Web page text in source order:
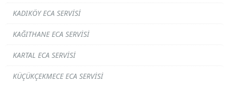
KADIKÖY ECA SERVISI
KAĞITHANE ECA SERVISI
KARTAL ECA SERVISI
KÜÇÜKÇEKMECE ECA SERVISI